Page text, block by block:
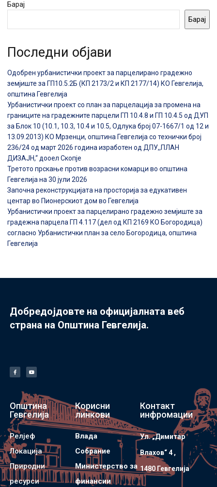
Барај
Барај
Последни објави
Одобрен урбанистички проект за парцелирано градежно
земјиште за ГП10.5.2Б (КП 2173/2 и КП 2177/14) КО Гевгелија,
општина Гевгелија
Урбанистички проект со план за парцелација за промена на
границите на градежните парцели ГП 10.4.8 и ГП 10.4.5 од ДУП
за Блок 10 (10.1, 10.3, 10.4 и 10.5, Одлука број 07-1667/1 од 12 и
13.09.2013) КО Мрзенци, општина Гевгелија со технички број
236/24 од март 2026 година изработен од ДПУ,,ПЛАН
ДИЗАЈН,“ дооел Скопје
Третото прскање против возрасни комарци во општина
Гевгелија на 30 јули 2026
Започна реконструкцијата на просторија за едукативен
центар во Пионерскиот дом во Гевгелија
Урбанистички проект за парцелирано градежно земјиште за
градежна парцела ГП 4.117 (дел од КП 2169 КО Богородица)
согласно Урбанистички план за село Богородица, општина
Гевгелија
Добредојдовте на официјалната веб
страна на Општина Гевгелија.
Општина
Гевгелија
Релјеф
Локација
Природни
ресурси
Корисни
линкови
Влада
Собрание
Министерство за
финансии
Контакт
инфромации
Ул. „Димитар
Влахов“ 4 ,
1480 Гевгелијa